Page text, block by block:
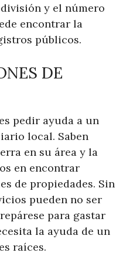
y el número
encontrar la
públicos.
DE
pedir ayuda a un
local. Saben
en su área y la
en encontrar
de propiedades. Sin
pueden no ser
para gastar
la ayuda de un
raíces.